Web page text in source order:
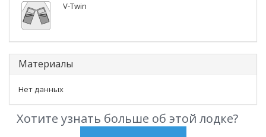
V-Twin
Материалы
Нет данных
Хотите узнать больше об этой лодке?